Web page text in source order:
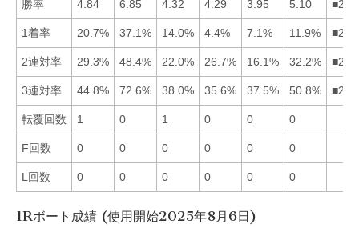
勝率 4.84 6.85 4.32 4.29 3.95 5.10
1着率 20.7% 37.1% 14.0% 4.4% 7.1% 11.9%
2連対率 29.3% 48.4% 22.0% 26.7% 16.1% 32.2%
3連対率 44.8% 72.6% 38.0% 35.6% 37.5% 50.8%
転覆回数 1 0 1 0 0 0
F回数 0 0 0 0 0 0
L回数 0 0 0 0 0 0
1Rボート成績 (使用開始2025年8月6日)